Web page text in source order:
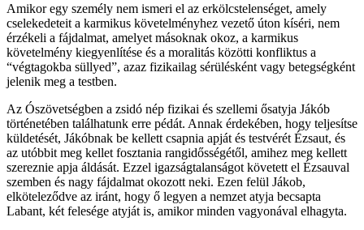
Amikor egy személy nem ismeri el az erkölcstelenséget, amely
cselekedeteit a karmikus követelményhez vezető úton kíséri, nem
érzékeli a fájdalmat, amelyet másoknak okoz, a karmikus
követelmény kiegyenlítése és a moralitás közötti konfliktus a
“végtagokba süllyed”, azaz fizikailag sérülésként vagy betegségként
jelenik meg a testben.
Az Ószövetségben a zsidó nép fizikai és szellemi ősatyja Jákób
történetében találhatunk erre pédát. Annak érdekében, hogy teljesítse
küldetését, Jákóbnak be kellett csapnia apját és testvérét Ézsaut, és
az utóbbit meg kellet fosztania rangidősségétől, amihez meg kellett
szereznie apja áldását. Ezzel igazságtalanságot követett el Ézsauval
szemben és nagy fájdalmat okozott neki. Ezen felül Jákob,
elköteleződve az iránt, hogy ő legyen a nemzet atyja becsapta
Labant, két felesége atyját is, amikor minden vagyonával elhagyta.